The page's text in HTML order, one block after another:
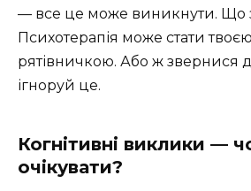
— все це може виникнути. Що
Психотерапія може стати
рятівничкою. Або ж звернися
ігноруй це.
Когнітивні виклики —
очікувати?